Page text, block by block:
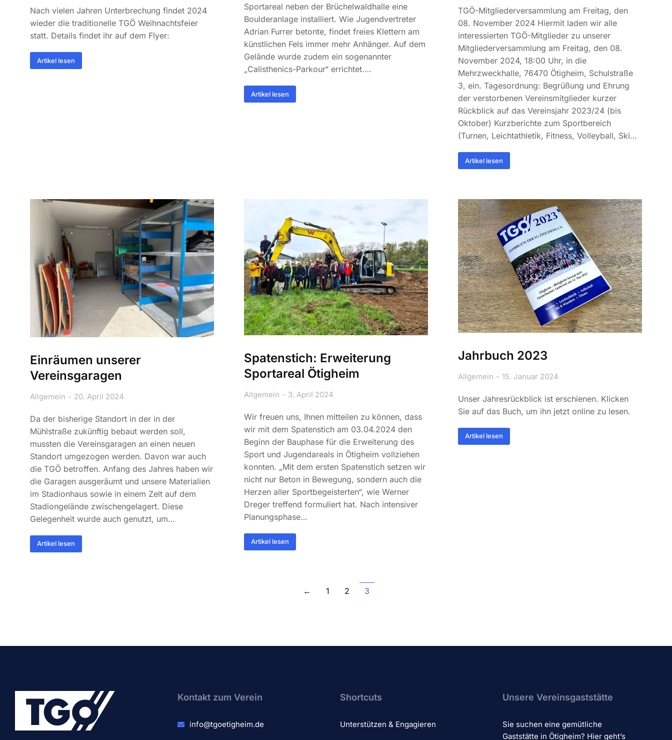
Nach vielen Jahren Unterbrechung findet 2024
wieder die traditionelle TGÖ Weihnachtsfeier
statt. Details findet ihr auf dem Flyer:
Artikel lesen
Sportareal neben der Brüchelwaldhalle eine
Boulderanlage installiert. Wie Jugendvertreter
Adrian Furrer betonte, findet freies Klettern am
künstlichen Fels immer mehr Anhänger. Auf dem
Gelände wurde zudem ein sogenannter
„Calisthenics-Parkour“ errichtet.…
Artikel lesen
TGÖ-Mitgliederversammlung am Freitag, den
08. November 2024 Hiermit laden wir alle
interessierten TGÖ-Mitglieder zu unserer
Mitgliederversammlung am Freitag, den 08.
November 2024, 18:00 Uhr, in die
Mehrzweckhalle, 76470 Ötigheim, Schulstraße
3, ein. Tagesordnung: Begrüßung und Ehrung
der verstorbenen Vereinsmitglieder kurzer
Rückblick auf das Vereinsjahr 2023/24 (bis
Oktober) Kurzberichte zum Sportbereich
(Turnen, Leichtathletik, Fitness, Volleyball, Ski…
Artikel lesen
Einräumen unserer
Vereinsgaragen
Allgemein 20. April 2024
Da der bisherige Standort in der in der
Mühlstraße zukünftig bebaut werden soll,
mussten die Vereinsgaragen an einen neuen
Standort umgezogen werden. Davon war auch
die TGÖ betroffen. Anfang des Jahres haben wir
die Garagen ausgeräumt und unsere Materialien
im Stadionhaus sowie in einem Zelt auf dem
Stadiongelände zwischengelagert. Diese
Gelegenheit wurde auch genutzt, um…
Artikel lesen
Spatenstich: Erweiterung
Sportareal Ötigheim​
Allgemein 3. April 2024
Wir freuen uns, Ihnen mitteilen zu können, dass
wir mit dem Spatenstich am 03.04.2024 den
Beginn der Bauphase für die Erweiterung des
Sport und Jugendareals in Ötigheim vollziehen
konnten. „Mit dem ersten Spatenstich setzen wir
nicht nur Beton in Bewegung, sondern auch die
Herzen aller Sportbegeisterten“, wie Werner
Dreger treffend formuliert hat. Nach intensiver
Planungsphase…
Artikel lesen
Jahrbuch 2023
Allgemein 15. Januar 2024
Unser Jahresrückblick ist erschienen. Klicken
Sie auf das Buch, um ihn jetzt online zu lesen.
Artikel lesen
← 1 2 3
Kontakt zum Verein​
info@tgoetigheim.de
Shortcuts
Unterstützen & Engagieren
Unsere Vereinsgaststätte
Sie suchen eine gemütliche
Gaststätte in Ötigheim? Hier geht’s